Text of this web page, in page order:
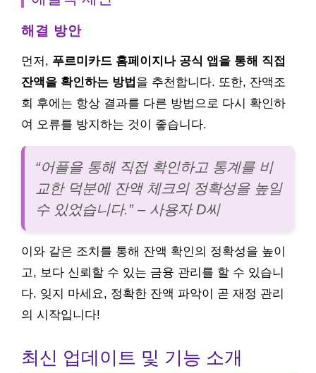
해결 방안
먼저, 푸르미카드 홈페이지나 공식 앱을 통해 직접
잔액을 확인하는 방법 을 추천합니다. 또한, 잔액조
회 후에는 항상 결과를 다른 방법으로 다시 확인하
여 오류를 방지하는 것이 좋습니다.
“어플을 통해 직접 확인하고 통계를 비
교한 덕분에 잔액 체크의 정확성을 높일
수 있었습니다.” – 사용자 D씨
이와 같은 조치를 통해 잔액 확인의 정확성을 높이
고, 보다 신뢰할 수 있는 금융 관리를 할 수 있습니
다. 잊지 마세요, 정확한 잔액 파악이 곧 재정 관리
의 시작입니다!
최신 업데이트 및 기능 소개